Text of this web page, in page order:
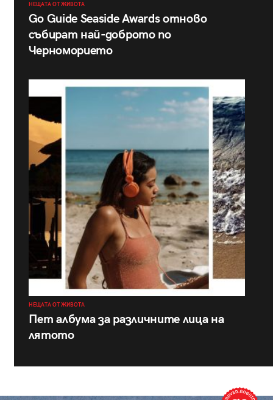
НЕЩАТА ОТ ЖИВОТА
Go Guide Seaside Awards отново
събират най-доброто по
Черноморието
НЕЩАТА ОТ ЖИВОТА
Пет албума за различните лица на
лятото